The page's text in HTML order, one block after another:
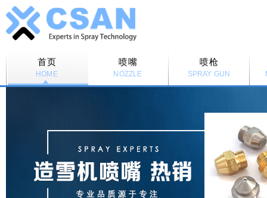
首页
HOME
喷嘴
NOZZLE
喷枪
SPRAY GUN